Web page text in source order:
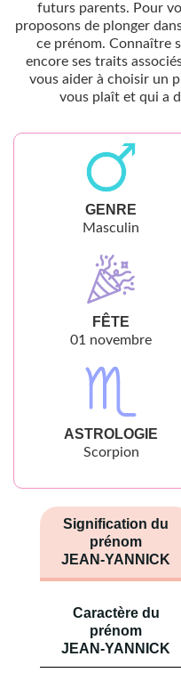
futurs parents. Pour
proposons de plonger
ce prénom. Connaître
encore ses traits
vous aider à choisir un
vous plaît et qui a
GENRE
Masculin
FÊTE
01 novembre
ASTROLOGIE
Scorpion
Signification du
prénom
JEAN-YANNICK
Caractère du
prénom
JEAN-YANNICK